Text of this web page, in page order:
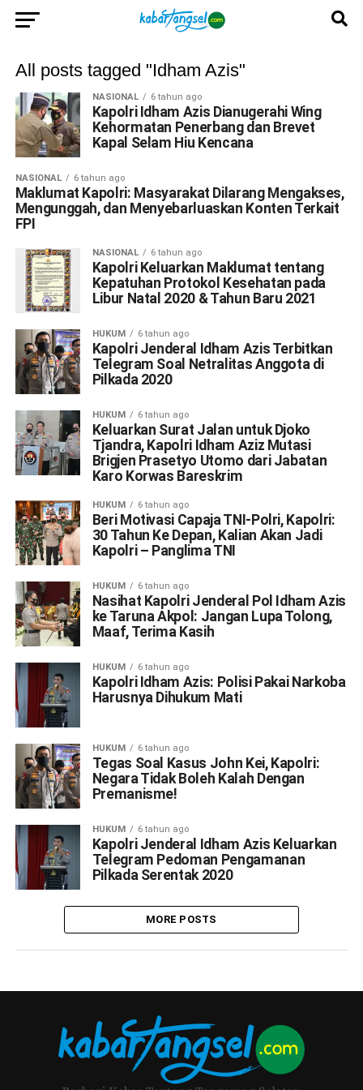
All posts tagged "Idham Azis"
NASIONAL 6 tahun ago
Kapolri Idham Azis Dianugerahi Wing
Kehormatan Penerbang dan Brevet
Kapal Selam Hiu Kencana
NASIONAL 6 tahun ago
Maklumat Kapolri: Masyarakat Dilarang Mengakses,
Mengunggah, dan Menyebarluaskan Konten Terkait
FPI
NASIONAL 6 tahun ago
Kapolri Keluarkan Maklumat tentang
Kepatuhan Protokol Kesehatan pada
Libur Natal 2020 & Tahun Baru 2021
HUKUM 6 tahun ago
Kapolri Jenderal Idham Azis Terbitkan
Telegram Soal Netralitas Anggota di
Pilkada 2020
HUKUM 6 tahun ago
Keluarkan Surat Jalan untuk Djoko
Tjandra, Kapolri Idham Aziz Mutasi
Brigjen Prasetyo Utomo dari Jabatan
Karo Korwas Bareskrim
HUKUM 6 tahun ago
Beri Motivasi Capaja TNI-Polri, Kapolri:
30 Tahun Ke Depan, Kalian Akan Jadi
Kapolri – Panglima TNI
HUKUM 6 tahun ago
Nasihat Kapolri Jenderal Pol Idham Azis
ke Taruna Akpol: Jangan Lupa Tolong,
Maaf, Terima Kasih
HUKUM 6 tahun ago
Kapolri Idham Azis: Polisi Pakai Narkoba
Harusnya Dihukum Mati
HUKUM 6 tahun ago
Tegas Soal Kasus John Kei, Kapolri:
Negara Tidak Boleh Kalah Dengan
Premanisme!
HUKUM 6 tahun ago
Kapolri Jenderal Idham Azis Keluarkan
Telegram Pedoman Pengamanan
Pilkada Serentak 2020
MORE POSTS